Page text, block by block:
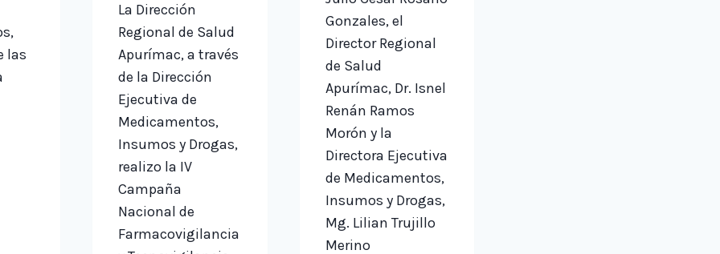
las
La Dirección
Regional de Salud
Apurímac, a través
de la Dirección
Ejecutiva de
Medicamentos,
Insumos y Drogas,
realizo la IV
Campaña
Nacional de
Farmacovigilancia
Gonzales, el
Director Regional
de Salud
Apurímac, Dr. Isnel
Renán Ramos
Morón y la
Directora Ejecutiva
de Medicamentos,
Insumos y Drogas,
Mg. Lilian Trujillo
Merino